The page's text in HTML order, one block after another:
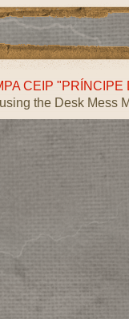
CEIP "PRÍNCIPE
the Desk Mess